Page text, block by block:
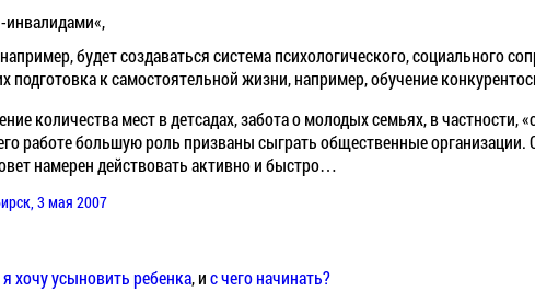
инвалидами«,
будет создаваться система психологического, социального
подготовка к самостоятельной жизни, например, обучение
количества мест в детсадах, забота о молодых семьях, в частности,
работе большую роль призваны сыграть общественные организации.
намерен действовать активно и быстро…
3 мая 2007
хочу усыновить ребенка, ис чего начинать?